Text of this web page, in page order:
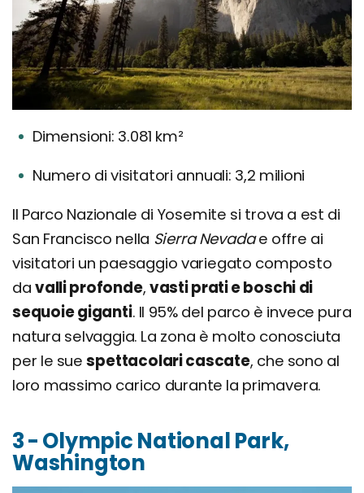
Dimensioni: 3.081 km²
Numero di visitatori annuali: 3,2 milioni
Il Parco Nazionale di Yosemite si trova a est di
San Francisco nella Sierra Nevadae offre ai
visitatori un paesaggio variegato composto
da valli profonde, vasti prati e boschi di
sequoie giganti. Il 95% del parco è invece pura
natura selvaggia. La zona è molto conosciuta
per le suespettacolari cascate, che sono al
loro massimo carico durante la primavera.
3 - Olympic National Park,
Washington